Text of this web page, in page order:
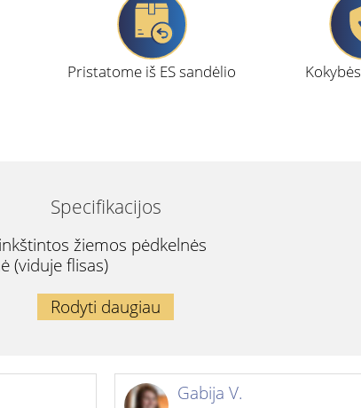
Pristatome iš ES sandėlio
Specifikacijos
žiemos pėdkelnės
(viduje flisas)
Rodyti daugiau
Gabija V.